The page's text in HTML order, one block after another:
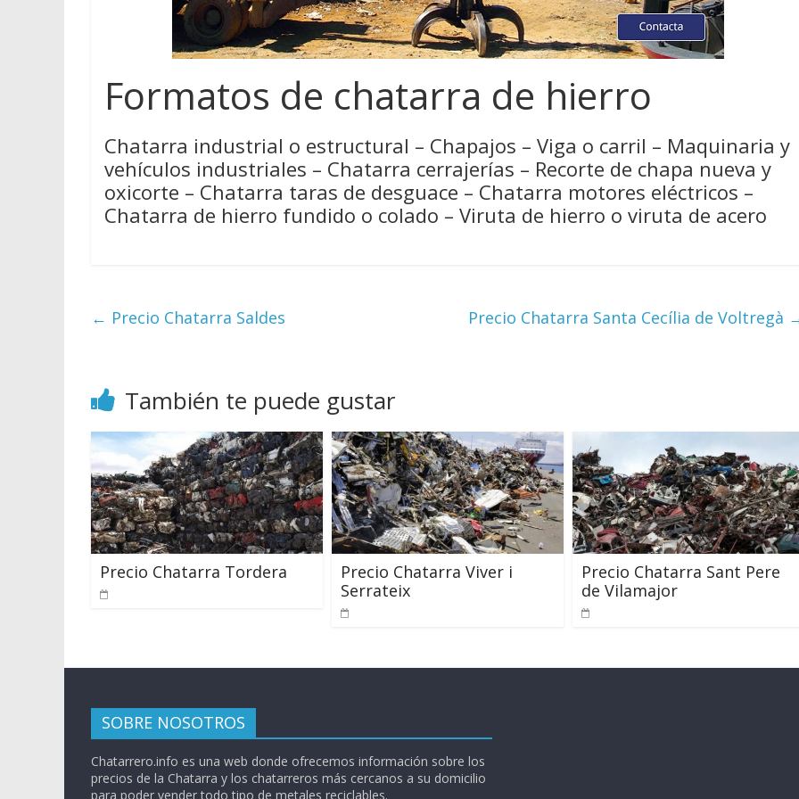
Formatos de chatarra de hierro
Chatarra industrial o estructural – Chapajos – Viga o carril – Maquinaria y
vehículos industriales – Chatarra cerrajerías – Recorte de chapa nueva y
oxicorte – Chatarra taras de desguace – Chatarra motores eléctricos –
Chatarra de hierro fundido o colado – Viruta de hierro o viruta de acero
← Precio Chatarra Saldes Precio Chatarra Santa Cecília de Voltregà
También te puede gustar
Precio Chatarra Tordera
Precio Chatarra Viver i
Serrateix
Precio Chatarra Sant Pere
de Vilamajor
SOBRE NOSOTROS
Chatarrero.info es una web donde ofrecemos información sobre los
precios de la Chatarra y los chatarreros más cercanos a su domicilio
para poder vender todo tipo de metales reciclables.